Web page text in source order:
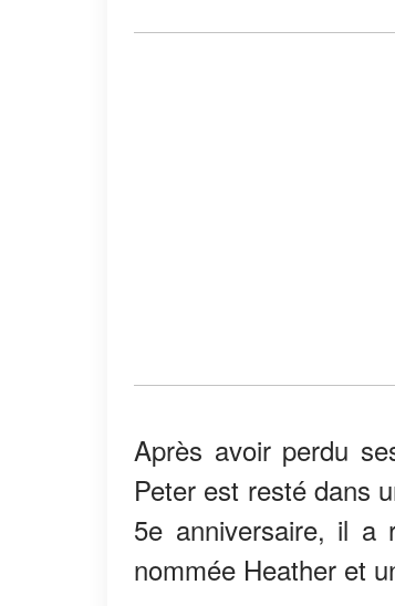
Après avoir perdu
Peter est resté dans
5e anniversaire, il a
nommée Heather et